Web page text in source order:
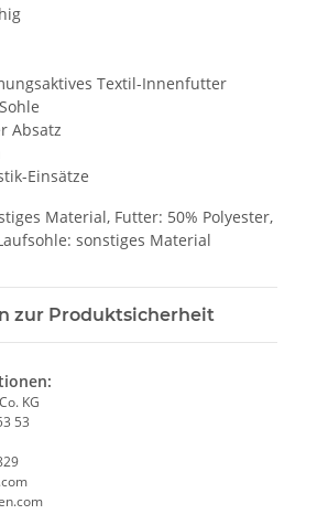
Textil-Innenfutter
Absatz
Einsätze
Material, Futter: 50% Polyester,
sonstiges Material
zur Produktsicherheit
KG
53